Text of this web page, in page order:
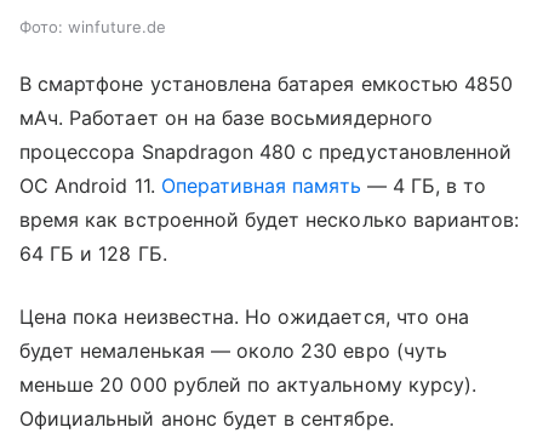
Фото: winfuture.de
В смартфоне установлена батарея емкостью 4850
мАч. Работает он на базе восьмиядерного
процессора Snapdragon 480 с предустановленной
ОС Android 11. Оперативная память — 4 ГБ, в то
время как встроенной будет несколько вариантов:
64 ГБ и 128 ГБ.
Цена пока неизвестна. Но ожидается, что она
будет немаленькая — около 230 евро (чуть
меньше 20 000 рублей по актуальному курсу).
Официальный анонс будет в сентябре.